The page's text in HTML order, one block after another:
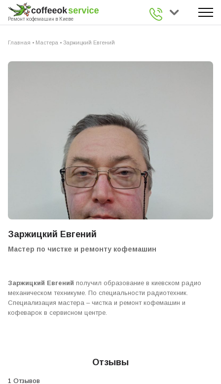
Ремонт кофемашин в Киеве
0 800 336 926
Главная • Мастера • Заржицкий Евгений
Заржицкий Евгений
Мастер по чистке и ремонту кофемашин
Заржицкий Евгений получил образование в киевском радио
механическом техникуме. По специальности радиотехник.
Специализация мастера – чистка и ремонт кофемашин и
кофеварок в сервисном центре.
Отзывы
1 Отзывов